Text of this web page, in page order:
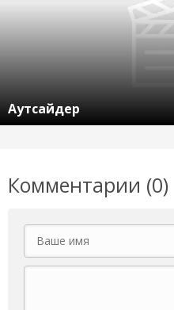
Аутсайдер
Комментарии (0)